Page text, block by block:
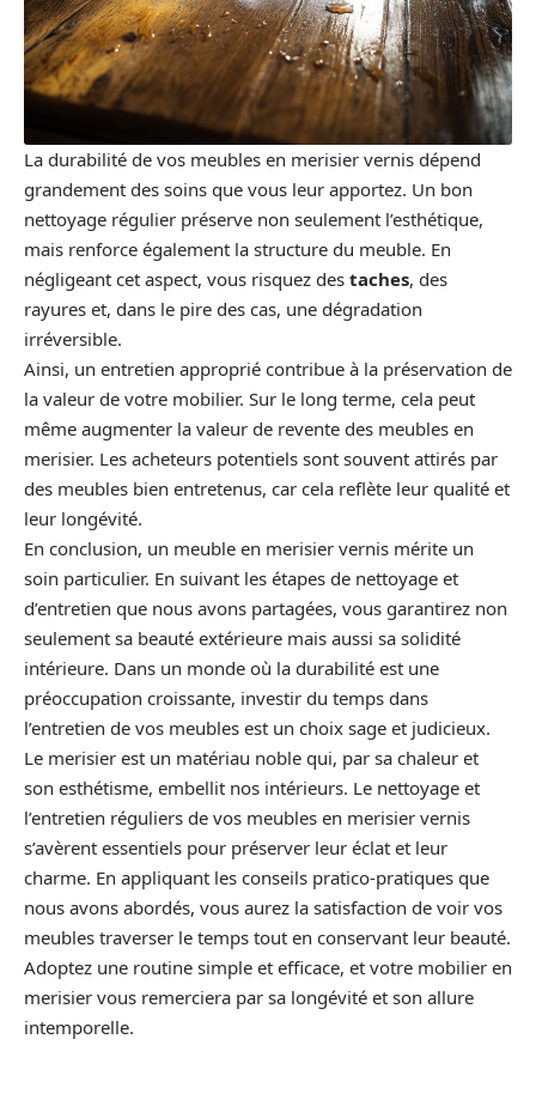
La durabilité de vos meubles en merisier vernis dépend
grandement des soins que vous leur apportez. Un bon
nettoyage régulier préserve non seulement l’esthétique,
mais renforce également la structure du meuble. En
négligeant cet aspect, vous risquez des taches, des
rayures et, dans le pire des cas, une dégradation
irréversible.
Ainsi, un entretien approprié contribue à la préservation de
la valeur de votre mobilier. Sur le long terme, cela peut
même augmenter la valeur de revente des meubles en
merisier. Les acheteurs potentiels sont souvent attirés par
des meubles bien entretenus, car cela reflète leur qualité et
leur longévité.
En conclusion, un meuble en merisier vernis mérite un
soin particulier. En suivant les étapes de nettoyage et
d’entretien que nous avons partagées, vous garantirez non
seulement sa beauté extérieure mais aussi sa solidité
intérieure. Dans un monde où la durabilité est une
préoccupation croissante, investir du temps dans
l’entretien de vos meubles est un choix sage et judicieux.
Le merisier est un matériau noble qui, par sa chaleur et
son esthétisme, embellit nos intérieurs. Le nettoyage et
l’entretien réguliers de vos meubles en merisier vernis
s’avèrent essentiels pour préserver leur éclat et leur
charme. En appliquant les conseils pratico-pratiques que
nous avons abordés, vous aurez la satisfaction de voir vos
meubles traverser le temps tout en conservant leur beauté.
Adoptez une routine simple et efficace, et votre mobilier en
merisier vous remerciera par sa longévité et son allure
intemporelle.